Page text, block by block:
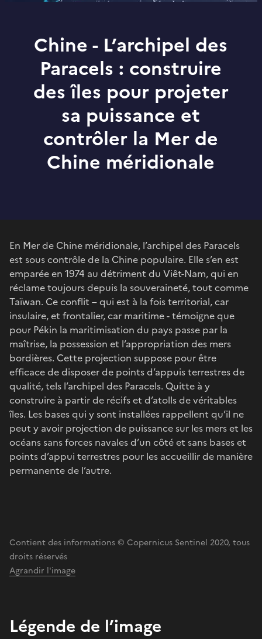
Chine - L’archipel des
Paracels : construire
des îles pour projeter
sa puissance et
contrôler la Mer de
Chine méridionale
En Mer de Chine méridionale, l’archipel des Paracels
est sous contrôle de la Chine populaire. Elle s’en est
emparée en 1974 au détriment du Viêt-Nam, qui en
réclame toujours depuis la souveraineté, tout comme
Taïwan. Ce conflit – qui est à la fois territorial, car
insulaire, et frontalier, car maritime - témoigne que
pour Pékin la maritimisation du pays passe par la
maîtrise, la possession et l’appropriation des mers
bordières. Cette projection suppose pour être
efficace de disposer de points d’appuis terrestres de
qualité, tels l’archipel des Paracels. Quitte à y
construire à partir de récifs et d’atolls de véritables
îles. Les bases qui y sont installées rappellent qu’il ne
peut y avoir projection de puissance sur les mers et les
océans sans forces navales d’un côté et sans bases et
points d’appui terrestres pour les accueillir de manière
permanente de l’autre.
Contient des informations © Copernicus Sentinel 2020, tous
droits réservés
Agrandir l'image
Légende de l’image